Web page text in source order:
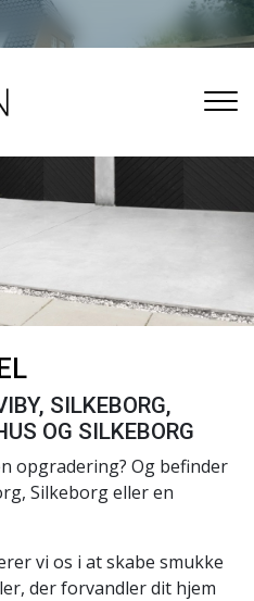
SILKEBORG,
OG SILKEBORG
opgradering? Og befinder
Silkeborg eller en
vi os i at skabe smukke
der forvandler dit hjem